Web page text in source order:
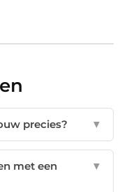
precies? ▼
met een
▼